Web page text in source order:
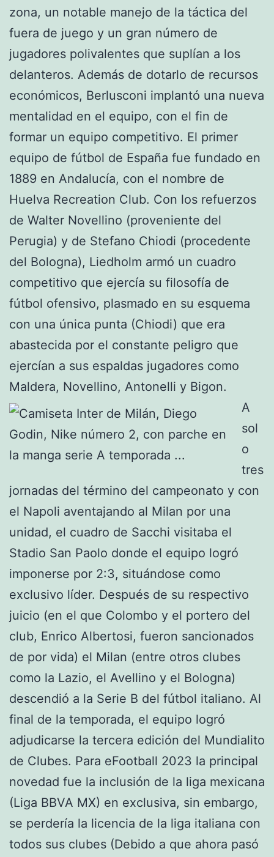
zona, un notable manejo de la táctica del
fuera de juego y un gran número de
jugadores polivalentes que suplían a los
delanteros. Además de dotarlo de recursos
económicos, Berlusconi implantó una nueva
mentalidad en el equipo, con el fin de
formar un equipo competitivo. El primer
equipo de fútbol de España fue fundado en
1889 en Andalucía, con el nombre de
Huelva Recreation Club. Con los refuerzos
de Walter Novellino (proveniente del
Perugia) y de Stefano Chiodi (procedente
del Bologna), Liedholm armó un cuadro
competitivo que ejercía su filosofía de
fútbol ofensivo, plasmado en su esquema
con una única punta (Chiodi) que era
abastecida por el constante peligro que
ejercían a sus espaldas jugadores como
Maldera, Novellino, Antonelli y Bigon.
A
sol
o
tres
jornadas del término del campeonato y con
el Napoli aventajando al Milan por una
unidad, el cuadro de Sacchi visitaba el
Stadio San Paolo donde el equipo logró
imponerse por 2:3, situándose como
exclusivo líder. Después de su respectivo
juicio (en el que Colombo y el portero del
club, Enrico Albertosi, fueron sancionados
de por vida) el Milan (entre otros clubes
como la Lazio, el Avellino y el Bologna)
descendió a la Serie B del fútbol italiano. Al
final de la temporada, el equipo logró
adjudicarse la tercera edición del Mundialito
de Clubes. Para eFootball 2023 la principal
novedad fue la inclusión de la liga mexicana
(Liga BBVA MX) en exclusiva, sin embargo,
se perdería la licencia de la liga italiana con
todos sus clubes (Debido a que ahora pasó